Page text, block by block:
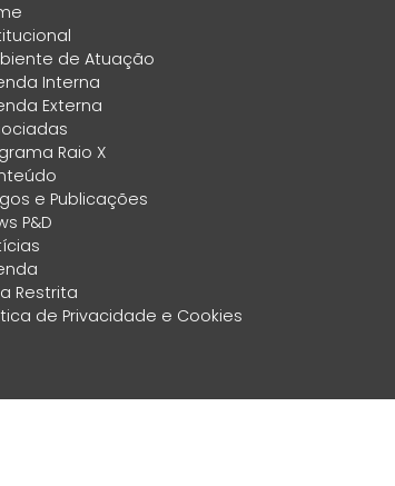
de Atuação
Interna
Externa
Raio X
e Publicações
P&D
Restrita
de Privacidade e Cookies